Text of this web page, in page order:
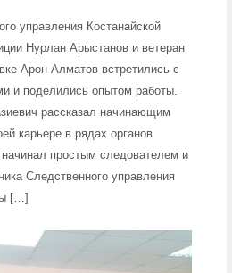
управления Костанайской
Нурлан Арыстанов и ветеран
Арон Алматов встретились с
и поделились опытом работы.
рассказал начинающим
карьере в рядах органов
простым следователем и
Следственного управления
[…]